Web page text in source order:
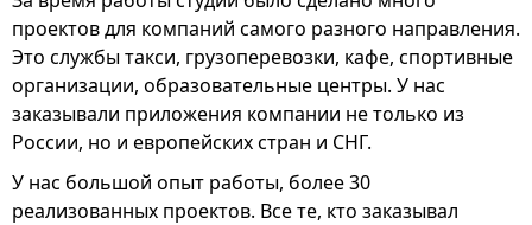
проектов для компаний самого разного направления.
Это службы такси, грузоперевозки, кафе, спортивные
организации, образовательные центры. У нас
заказывали приложения компании не только из
России, но и европейских стран и СНГ.
У нас большой опыт работы, более 30
реализованных проектов. Все те, кто заказывал